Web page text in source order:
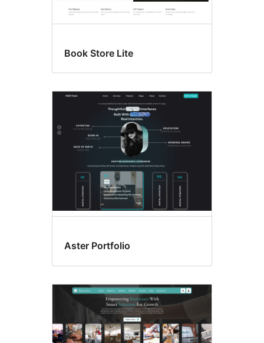
Book Store Lite
Aster Portfolio